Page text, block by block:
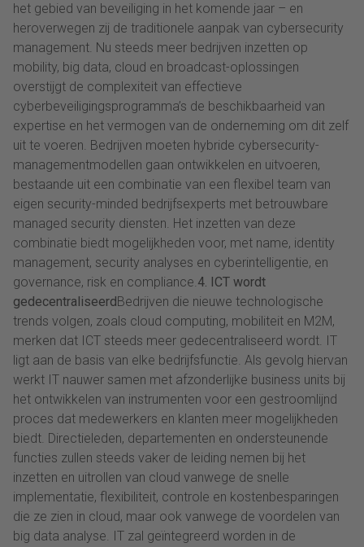
het gebied van beveiliging in het komende jaar – en
heroverwegen zij de traditionele aanpak van cybersecurity
management. Nu steeds meer bedrijven inzetten op
mobility, big data, cloud en broadcast-oplossingen
overstijgt de complexiteit van effectieve
cyberbeveiligingsprogramma’s de beschikbaarheid van
expertise en het vermogen van de onderneming om dit zelf
uit te voeren. Bedrijven moeten hybride cybersecurity-
managementmodellen gaan ontwikkelen en uitvoeren,
bestaande uit een combinatie van een flexibel team van
eigen security-minded bedrijfsexperts met betrouwbare
managed security diensten. Het inzetten van deze
combinatie biedt mogelijkheden voor, met name, identity
management, security analyses en cyberintelligentie, en
governance, risk en compliance.4. ICT wordt
gedecentraliseerd Bedrijven die nieuwe technologische
trends volgen, zoals cloud computing, mobiliteit en M2M,
merken dat ICT steeds meer gedecentraliseerd wordt. IT
ligt aan de basis van elke bedrijfsfunctie. Als gevolg hiervan
werkt IT nauwer samen met afzonderlijke business units bij
het ontwikkelen van instrumenten voor een gestroomlijnd
proces dat medewerkers en klanten meer mogelijkheden
biedt. Directieleden, departementen en ondersteunende
functies zullen steeds vaker de leiding nemen bij het
inzetten en uitrollen van cloud vanwege de snelle
implementatie, flexibiliteit, controle en kostenbesparingen
die ze zien in cloud, maar ook vanwege de voordelen van
big data analyse. IT zal geïntegreerd worden in de